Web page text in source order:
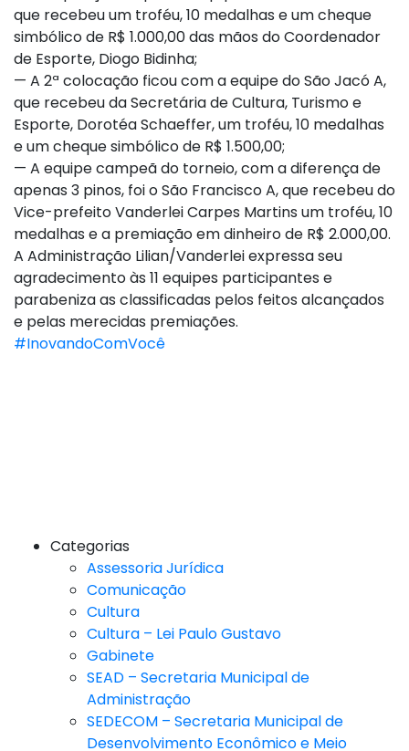
que recebeu um troféu, 10 medalhas e um cheque
simbólico de R$ 1.000,00 das mãos do Coordenador
de Esporte, Diogo Bidinha;
— A 2ª colocação ficou com a equipe do São Jacó A,
que recebeu da Secretária de Cultura, Turismo e
Esporte, Dorotéa Schaeffer, um troféu, 10 medalhas
e um cheque simbólico de R$ 1.500,00;
— A equipe campeã do torneio, com a diferença de
apenas 3 pinos, foi o São Francisco A, que recebeu do
Vice-prefeito Vanderlei Carpes Martins um troféu, 10
medalhas e a premiação em dinheiro de R$ 2.000,00.
A Administração Lilian/Vanderlei expressa seu
agradecimento às 11 equipes participantes e
parabeniza as classificadas pelos feitos alcançados
e pelas merecidas premiações.
#InovandoComVocê
Categorias
Assessoria Jurídica
Comunicação
Cultura
Cultura – Lei Paulo Gustavo
Gabinete
SEAD – Secretaria Municipal de
Administração
SEDECOM – Secretaria Municipal de
Desenvolvimento Econômico e Meio